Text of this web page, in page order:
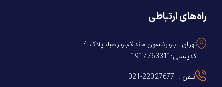
راه‌های ارتباطی
تهران - بلوارنلسون ماندلا،بلوارصبا، پلاک 4
کدپستی:1917763311
تلفن : 22027677-021